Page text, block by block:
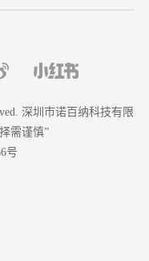
深圳市诺百纳科技有限
需谨慎”
号